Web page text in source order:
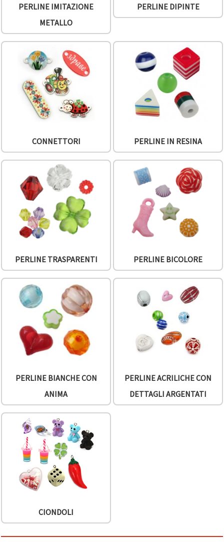
PERLINE IMITAZIONE
METALLO
PERLINE DIPINTE
CONNETTORI PERLINE IN RESINA
PERLINE TRASPARENTI PERLINE BICOLORE
PERLINE BIANCHE CON
ANIMA
PERLINE ACRILICHE CON
DETTAGLI ARGENTATI
CIONDOLI